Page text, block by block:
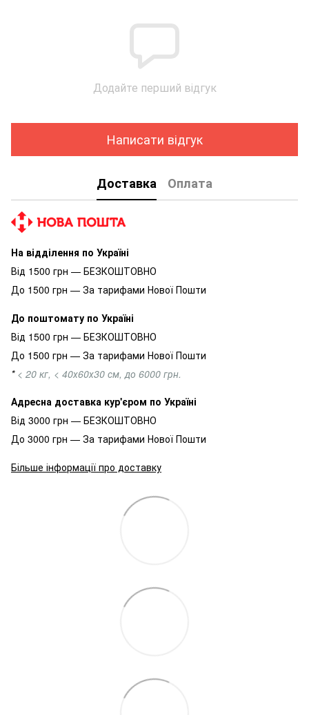
Додайте перший відгук
Написати відгук
Доставка Оплата
На відділення по Україні
Від 1500 грн — БЕЗКОШТОВНО
До 1500 грн — За тарифами Нової Пошти
До поштомату по Україні
Від 1500 грн — БЕЗКОШТОВНО
До 1500 грн — За тарифами Нової Пошти
* < 20 кг, < 40х60х30 см, до 6000 грн.
Адресна доставка кур'єром по Україні
Від 3000 грн — БЕЗКОШТОВНО
До 3000 грн — За тарифами Нової Пошти
Більше інформації про доставку